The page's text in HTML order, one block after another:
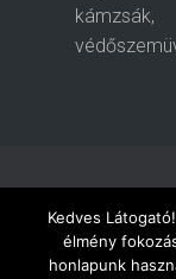
kámzsák,
AKCIÓ –
Kedves
élmény
honlapunk